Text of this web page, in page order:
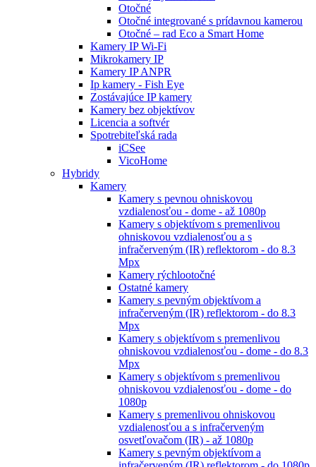
Otočné
Otočné integrované s prídavnou kamerou
Otočné – rad Eco a Smart Home
Kamery IP Wi-Fi
Mikrokamery IP
Kamery IP ANPR
Ip kamery - Fish Eye
Zostávajúce IP kamery
Kamery bez objektívov
Licencia a softvér
Spotrebiteľská rada
iCSee
VicoHome
Hybridy
Kamery
Kamery s pevnou ohniskovou
vzdialenosťou - dome - až 1080p
Kamery s objektívom s premenlivou
ohniskovou vzdialenosťou a s
infračerveným (IR) reflektorom - do 8.3
Mpx
Kamery rýchlootočné
Ostatné kamery
Kamery s pevným objektívom a
infračerveným (IR) reflektorom - do 8.3
Mpx
Kamery s objektívom s premenlivou
ohniskovou vzdialenosťou - dome - do 8.3
Mpx
Kamery s objektívom s premenlivou
ohniskovou vzdialenosťou - dome - do
1080p
Kamery s premenlivou ohniskovou
vzdialenosťou a s infračerveným
osvetľovačom (IR) - až 1080p
Kamery s pevným objektívom a